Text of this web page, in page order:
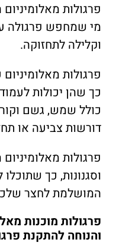
פרגולות
מי שמחפש פרגולה
וקלילה לתחזוקה.
פרגולות
כך שהן יכולות
כולל שמש, גשם
דורשות צביעה או
פרגולות
וסגנונות, כך
המושלמת לחצר
פרגולות מוכנות
והנוחה להתקנת